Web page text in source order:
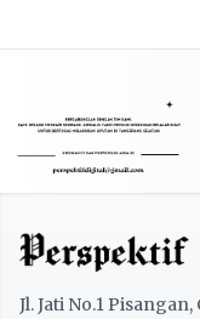
Jl. Jati No.1